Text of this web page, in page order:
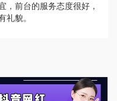
，前台的服务态度很好，
礼貌。